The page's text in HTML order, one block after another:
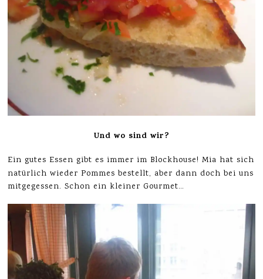
Und wo sind wir?
Ein gutes Essen gibt es immer im Blockhouse! Mia hat sich
natürlich wieder Pommes bestellt, aber dann doch bei uns
mitgegessen. Schon ein kleiner Gourmet…